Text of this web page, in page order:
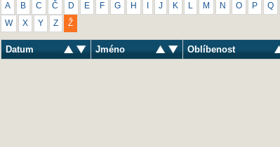
A B C Č D E F G H J K M N O P Q
W X Y Z Ž
Datum Jméno Oblíbenost